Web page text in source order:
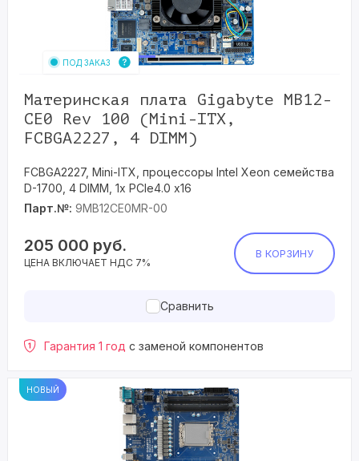
ПОД ЗАКАЗ
Материнская плата Gigabyte MB12-
CE0 Rev 100 (Mini-ITX,
FCBGA2227, 4 DIMM)
FCBGA2227, Mini-ITX, процессоры Intel Xeon семейства
D-1700, 4 DIMM, 1x PCIe4.0 x16
Парт.№: 9MB12CE0MR-00
205 000 руб.
ЦЕНА ВКЛЮЧАЕТ НДС 7%
В КОРЗИНУ
Сравнить
Гарантия 1 год с заменой компонентов
НОВЫЙ